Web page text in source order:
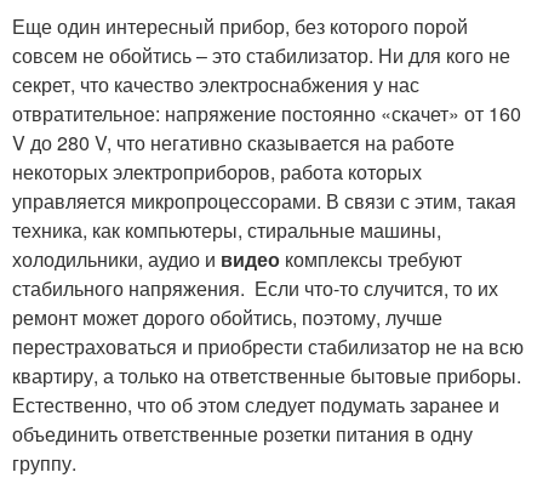
Еще один интересный прибор, без которого порой
совсем не обойтись – это стабилизатор. Ни для кого не
секрет, что качество электроснабжения у нас
отвратительное: напряжение постоянно «скачет» от 160
V до 280 V, что негативно сказывается на работе
некоторых электроприборов, работа которых
управляется микропроцессорами. В связи с этим, такая
техника, как компьютеры, стиральные машины,
холодильники, аудио и видео комплексы требуют
стабильного напряжения. Если что-то случится, то их
ремонт может дорого обойтись, поэтому, лучше
перестраховаться и приобрести стабилизатор не на всю
квартиру, а только на ответственные бытовые приборы.
Естественно, что об этом следует подумать заранее и
объединить ответственные розетки питания в одну
группу.